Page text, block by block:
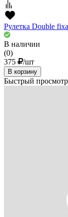
Рулетка Double
В наличии
(0)
375
/шт
В корзину
Быстрый просмотр